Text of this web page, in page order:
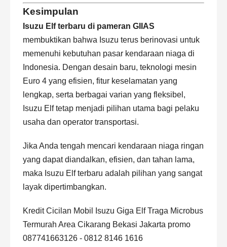
Kesimpulan
Isuzu Elf terbaru di pameran GIIAS
membuktikan bahwa Isuzu terus berinovasi untuk
memenuhi kebutuhan pasar kendaraan niaga di
Indonesia. Dengan desain baru, teknologi mesin
Euro 4 yang efisien, fitur keselamatan yang
lengkap, serta berbagai varian yang fleksibel,
Isuzu Elf tetap menjadi pilihan utama bagi pelaku
usaha dan operator transportasi.
Jika Anda tengah mencari kendaraan niaga ringan
yang dapat diandalkan, efisien, dan tahan lama,
maka Isuzu Elf terbaru adalah pilihan yang sangat
layak dipertimbangkan.
Kredit Cicilan Mobil Isuzu Giga Elf Traga Microbus
Termurah Area Cikarang Bekasi Jakarta promo
087741663126 - 0812 8146 1616